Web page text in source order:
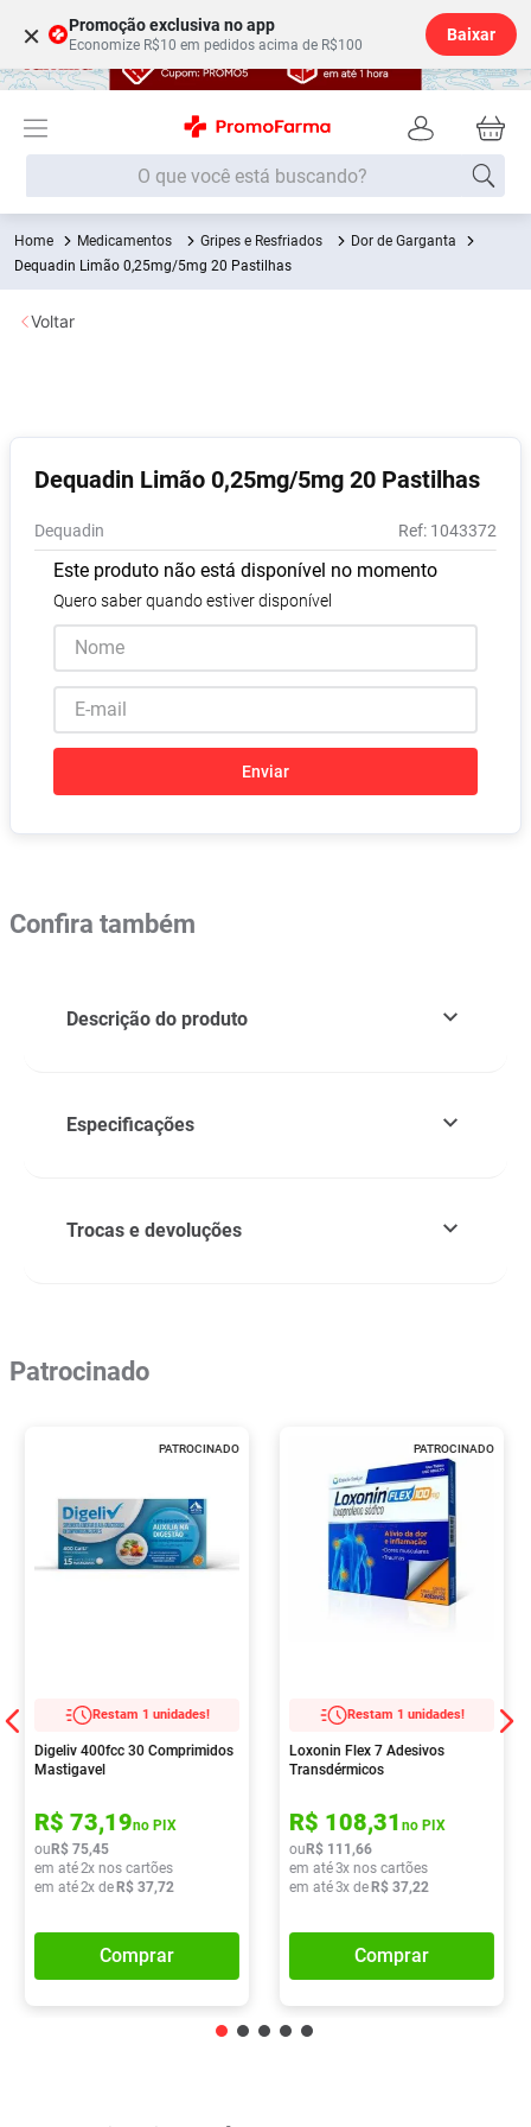
× Promoção exclusiva no app
Economize R$10 em pedidos acima de R$100
Baixar
O que você está buscando?
Medicamentos Gripes e Resfriados
Dor de Garganta
Dequadin Limão 0,25mg/5mg 20 Pastilhas
Dequadin Limão 0,25mg/5mg 20 Pastilhas
Dequadin : 1043372
Este produto não está disponível no momento
Quero saber quando estiver disponível
Enviar
Voltar
Confira também
Descrição do produto
Especificações
Trocas e devoluções
Patrocinado
PATROCINADO
Restam 1 unidades!
Digeliv 400fcc 30 Comprimidos
Mastigavel
R$ 73,19no PIX
ou R$ 75,45
em até2x nos cartões
em até2x de R$ 37,72
Comprar
PATROCINADO
Restam 1 unidades!
Loxonin Flex 7 Adesivos
Transdérmicos
R$ 108,31 no PIX
ou R$ 111 ,66
em até3x nos cartões
em até3x de R$ 37,22
Comprar
Termos mais buscados
1º Fralda
2
6º Shampoo
7 º Desodorante
8 Absorvente
9º Lavitan
10 º